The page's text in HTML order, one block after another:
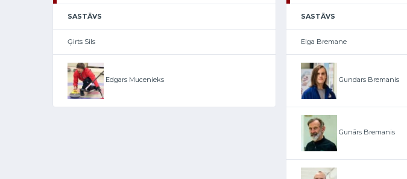
SASTĀVS
Ģirts Sils
Edgars Mucenieks
SASTĀVS
Elga Bremane
Gundars Bremanis
Gunārs Bremanis